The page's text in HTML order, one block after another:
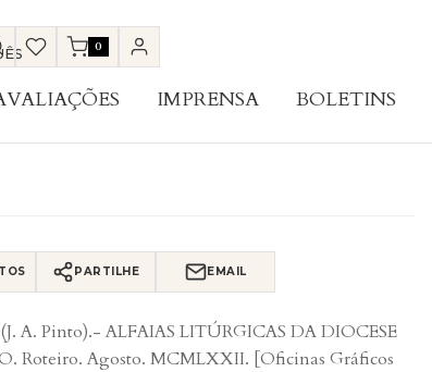
0
IMPRENSA BOLETINS
PARTILHE EMAIL
(J. A. Pinto).- ALFAIAS LITÚRGICAS DA DIOCESE
Roteiro. Agosto. MCMLXXII. [Oficinas Gráficos